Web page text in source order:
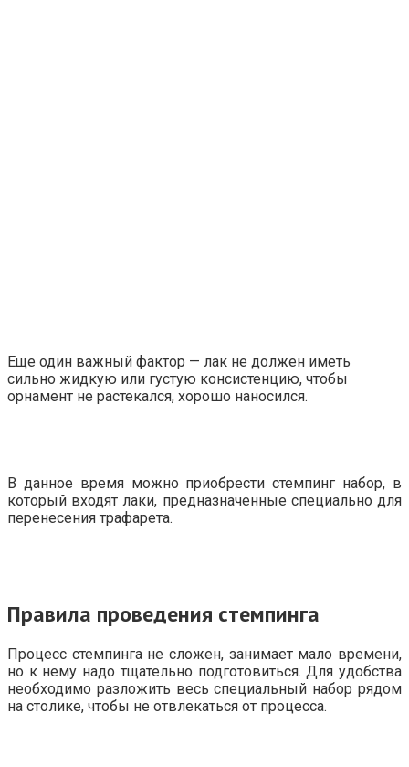
Еще один важный фактор — лак не должен иметь
сильно жидкую или густую консистенцию, чтобы
орнамент не растекался, хорошо наносился.
В данное время можно приобрести стемпинг набор, в
который входят лаки, предназначенные специально для
перенесения трафарета.
Правила проведения стемпинга
Процесс стемпинга не сложен, занимает мало времени,
но к нему надо тщательно подготовиться. Для удобства
необходимо разложить весь специальный набор рядом
на столике, чтобы не отвлекаться от процесса.